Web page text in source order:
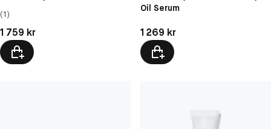
(1)
Pris: 1 759 kr
1 759 kr
Oil Serum
Pris: 1 269 kr
1 269 kr